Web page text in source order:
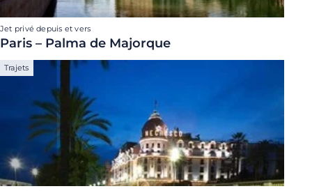
Jet privé depuis et vers
Paris – Palma de Majorque
Trajets